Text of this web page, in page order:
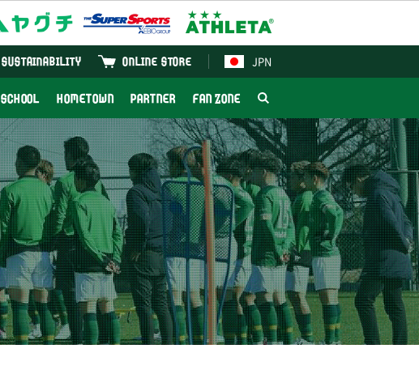
JPN
ONLINE STORE
SUSTAINABILITY
SCHOOL HOMETOWN PARTNER FAN ZONE